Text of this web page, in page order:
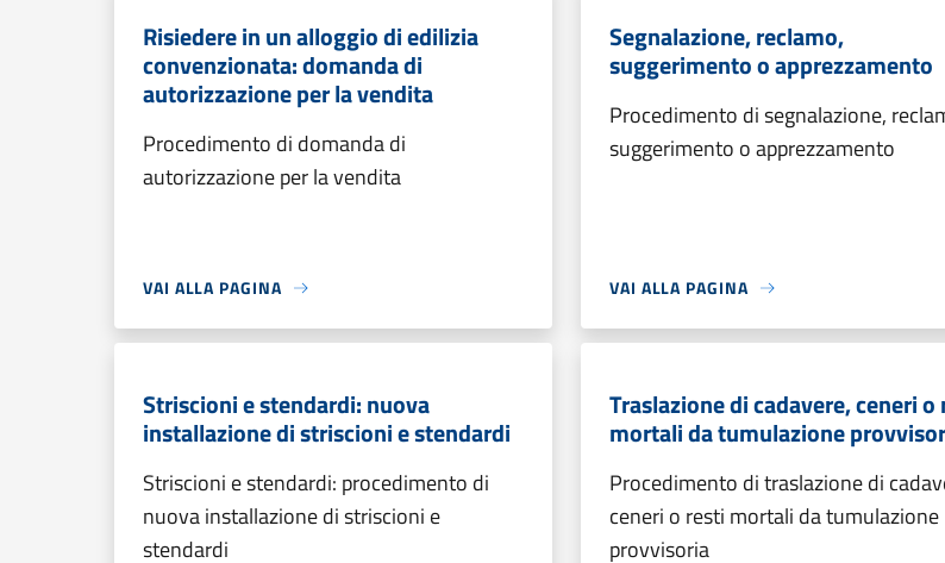
Risiedere in un alloggio di edilizia
convenzionata: domanda di
autorizzazione per la vendita
Procedimento di domanda di
autorizzazione per la vendita
VAI ALLA PAGINA
Segnalazione, reclamo,
suggerimento o apprezzamento
Procedimento di segnalazione,
suggerimento o apprezzamento
VAI ALLA PAGINA
Striscioni e stendardi: nuova
installazione di striscioni e stendardi
Striscioni e stendardi: procedimento di
nuova installazione di striscioni e
stendardi
Traslazione di cadavere, ceneri o
mortali da tumulazione
Procedimento di traslazione di
ceneri o resti mortali da tumulazione
provvisoria